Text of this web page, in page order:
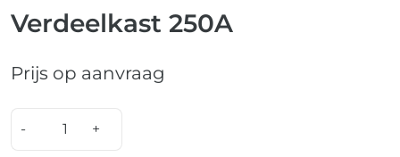
Verdeelkast 250A
Prijs op aanvraag